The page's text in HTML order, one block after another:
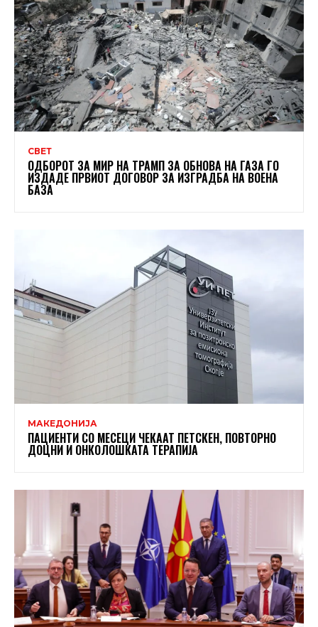
СВЕТ
ОДБОРОТ ЗА МИР НА ТРАМП ЗА ОБНОВА НА ГАЗА ГО
ИЗДАДЕ ПРВИОТ ДОГОВОР ЗА ИЗГРАДБА НА ВОЕНА
БАЗА
МАКЕДОНИЈА
ПАЦИЕНТИ СО МЕСЕЦИ ЧЕКААТ ПЕТСКЕН, ПОВТОРНО
ДОЦНИ И ОНКОЛОШКАТА ТЕРАПИЈА